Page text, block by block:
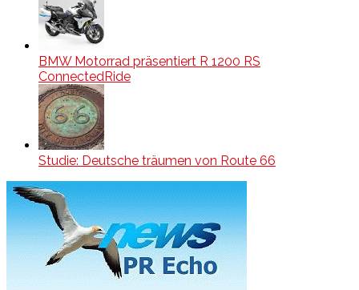
BMW Motorrad präsentiert R 1200 RS
ConnectedRide
Studie: Deutsche träumen von Route 66